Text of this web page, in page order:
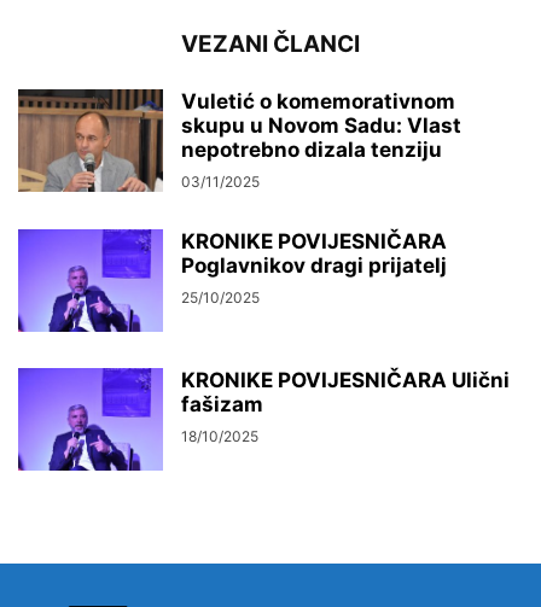
VEZANI ČLANCI
Vuletić o komemorativnom
skupu u Novom Sadu: Vlast
nepotrebno dizala tenziju
03/11/2025
KRONIKE POVIJESNIČARA
Poglavnikov dragi prijatelj
25/10/2025
KRONIKE POVIJESNIČARA Ulični
fašizam
18/10/2025